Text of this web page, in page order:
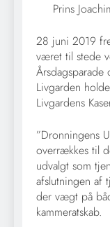
Prins
28 juni 2019
været til stede
Årsdagsparade
Livgarden
Livgardens
”Dronningens
overrækkes til
udvalgt som
afslutningen af
der vægt på
kammeratskab.